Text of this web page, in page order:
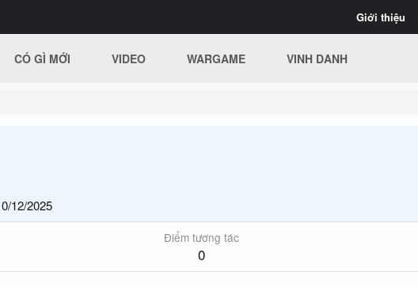
Giới thiệu
CÓ GÌ MỚI VIDEO WARGAME VINH DANH
12/2025
Điểm tương tác
0